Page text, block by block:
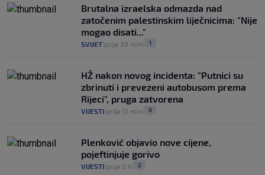
Brutalna izraelska odmazda nad
zatočenim palestinskim liječnicima: "Nije
mogao disati..."
SVIJET prije 39 min 1
HŽ nakon novog incidenta: "Putnici su
zbrinuti i prevezeni autobusom prema
Rijeci", pruga zatvorena
VIJESTI prije 51 min 0
Plenković objavio nove cijene,
pojeftinjuje gorivo
VIJESTI prije 2 h 2